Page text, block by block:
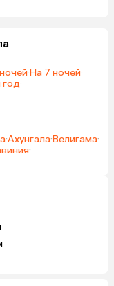
·На 7 ночей·
год·
·Ахунгала·Велигама·
·